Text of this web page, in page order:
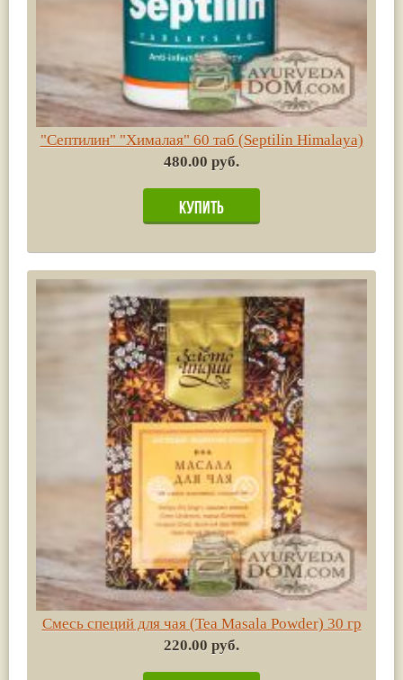
"Септилин" "Хималая" 60 таб (Septilin Himalaya)
480.00 руб.
Смесь специй для чая (Tea Masala Powder) 30 гр
220.00 руб.